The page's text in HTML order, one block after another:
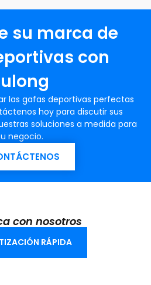
su marca de
con
las gafas deportivas perfectas
hoy para discutir sus
soluciones a medida para
negocio.
con nosotros
RÁPIDA